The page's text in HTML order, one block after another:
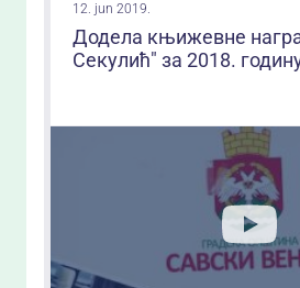
12. jun 2019.
Додела књижевне
Секулић" за 2018.